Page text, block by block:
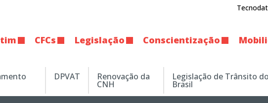
CFCs Legislação Conscientização
DPVAT Renovação da
CNH
Legislação de Trânsito do
Brasil